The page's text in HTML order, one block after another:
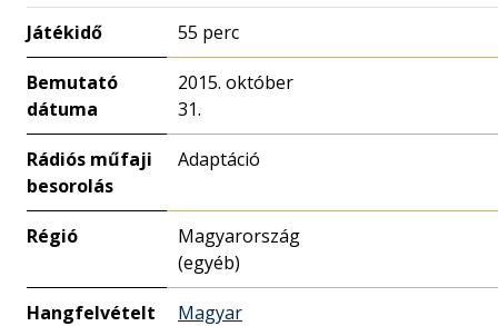
Játékidő 55 perc
Bemutató
dátuma
2015. október
31.
Rádiós műfaji
besorolás
Adaptáció
Régió
Magyarország
(egyéb)
Hangfelvételt
Magyar